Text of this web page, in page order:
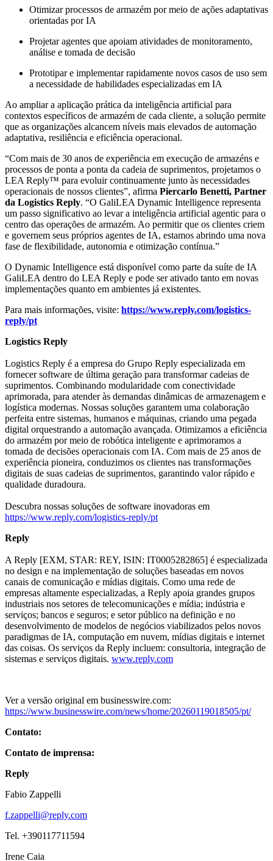
Otimizar processos de armazém por meio de ações adaptativas
orientadas por IA
Projetar agentes que apoiam atividades de monitoramento,
análise e tomada de decisão
Prototipar e implementar rapidamente novos casos de uso sem
a necessidade de habilidades especializadas em IA
Ao ampliar a aplicação prática da inteligência artificial para
contextos específicos de armazém de cada cliente, a solução permite
que as organizações alcancem níveis mais elevados de automação
adaptativa, resiliência e eficiência operacional.
“Com mais de 30 anos de experiência em execução de armazéns e
processos de ponta a ponta da cadeia de suprimentos, projetamos o
LEA Reply™ para evoluir continuamente junto às necessidades
operacionais de nossos clientes”, afirma Piercarlo Benetti, Partner
da Logistics Reply. “O GaliLEA Dynamic Intelligence representa
um passo significativo ao levar a inteligência artificial agentic para o
centro das operações de armazém. Ao permitir que os clientes criem
e governem seus próprios agentes de IA, estamos abrindo uma nova
fase de flexibilidade, autonomia e otimização contínua.”
O Dynamic Intelligence está disponível como parte da suíte de IA
GaliLEA dentro do LEA Reply e pode ser ativado tanto em novas
implementações quanto em ambientes já existentes.
Para mais informações, visite: https://www.reply.com/logistics-
reply/pt
Logistics Reply
Logistics Reply é a empresa do Grupo Reply especializada em
fornecer software de última geração para transformar cadeias de
suprimentos. Combinando modularidade com conectividade
aprimorada, para atender às demandas dinâmicas de armazenagem e
logística modernas. Nossas soluções garantem uma colaboração
perfeita entre sistemas, humanos e máquinas, criando uma pegada
digital orquestrando a automação avançada. Otimizamos a eficiência
do armazém por meio de robótica inteligente e aprimoramos a
tomada de decisões operacionais com IA. Com mais de 25 anos de
experiência pioneira, conduzimos os clientes nas transformações
digitais de suas cadeias de suprimentos, garantindo valor rápido e
qualidade duradoura.
Descubra nossas soluções de software inovadoras em
https://www.reply.com/logistics-reply/pt
Reply
A Reply [EXM, STAR: REY, ISIN: IT0005282865] é especializada
no design e na implementação de soluções baseadas em novos
canais de comunicação e mídias digitais. Como uma rede de
empresas altamente especializadas, a Reply apoia grandes grupos
industriais nos setores de telecomunicações e mídia; indústria e
serviços; bancos e seguros; e setor público na definição e no
desenvolvimento de modelos de negócios viabilizados pelos novos
paradigmas de IA, computação em nuvem, mídias digitais e internet
das coisas. Os serviços da Reply incluem: consultoria, integração de
sistemas e serviços digitais. www.reply.com
Ver a versão original em businesswire.com:
https://www.businesswire.com/news/home/20260119018505/pt/
Contato:
Contato de imprensa:
Reply
Fabio Zappelli
f.zappelli@reply.com
Tel. +390117711594
Irene Caia